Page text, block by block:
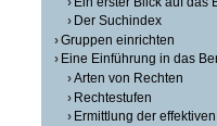
Der Suchindex
Gruppen einrichten
Eine Einführung in das
Arten von Rechten
Rechtestufen
Ermittlung der